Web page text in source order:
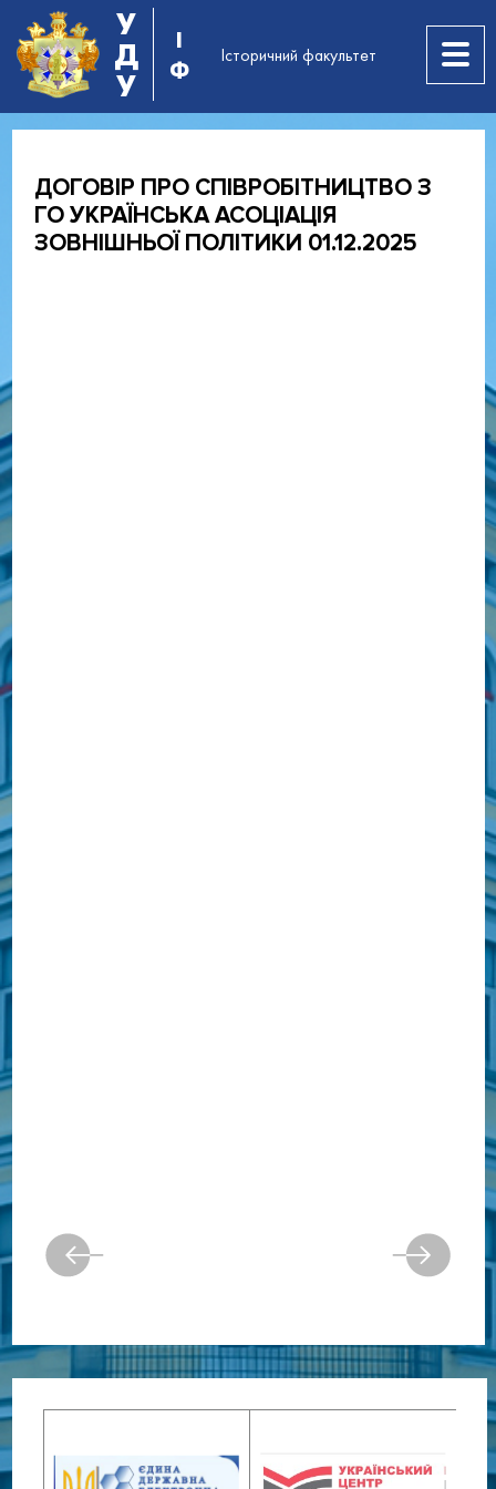
У
Д
У
І
Ф
Історичний факультет
ДОГОВІР ПРО СПІВРОБІТНИЦТВО З
ГО УКРАЇНСЬКА АСОЦІАЦІЯ
ЗОВНІШНЬОЇ ПОЛІТИКИ 01.12.2025